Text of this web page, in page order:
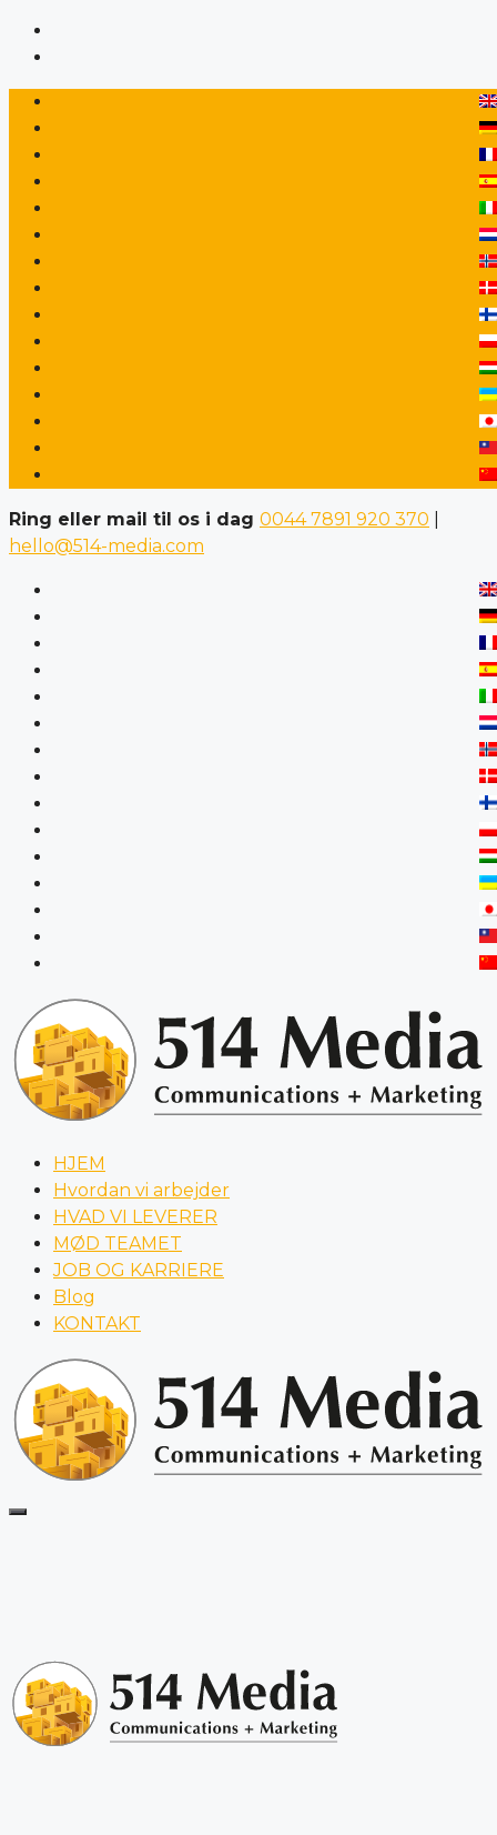
Hop
Ring eller mail til os i dag 0044 7891 920 370
hello@514-media.com
HJEM
Hvordan vi arbejder
HVAD VI LEVERER
MØD TEAMET
JOB OG KARRIERE
Blog
KONTAKT